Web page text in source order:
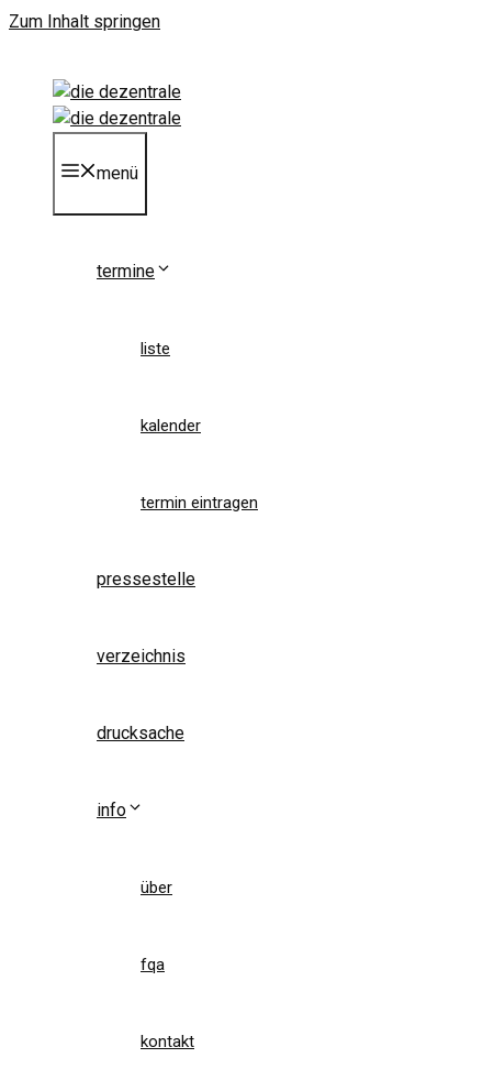
Zum Inhalt springen
menü
termine
liste
kalender
termin eintragen
pressestelle
verzeichnis
drucksache
info
über
fqa
kontakt